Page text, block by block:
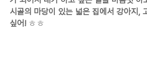
시골의 마당이 있는 넓은 집에서 강아지,
싶어! ㅎㅎ